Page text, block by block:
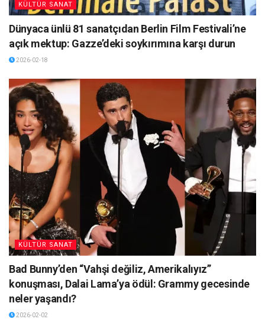
KÜLTÜR SANAT
Dünyaca ünlü 81 sanatçıdan Berlin Film Festivali’ne
açık mektup: Gazze’deki soykırımına karşı durun
2026-02-18
KÜLTÜR SANAT
Bad Bunny’den “Vahşi değiliz, Amerikalıyız”
konuşması, Dalai Lama’ya ödül: Grammy gecesinde
neler yaşandı?
2026-02-02